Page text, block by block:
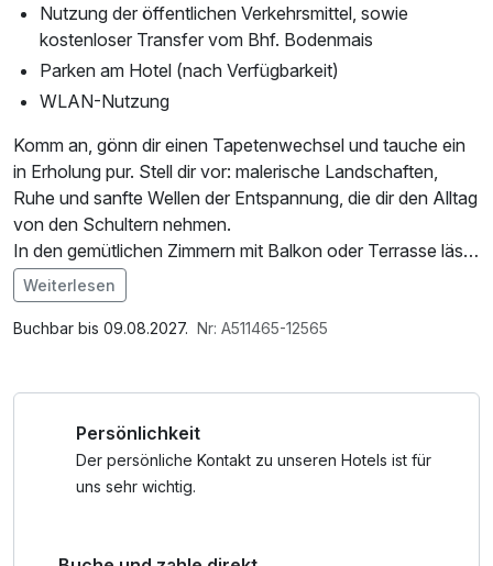
Nutzung der öffentlichen Verkehrsmittel, sowie
kostenloser Transfer vom Bhf. Bodenmais
Parken am Hotel (nach Verfügbarkeit)
WLAN-Nutzung
Komm an, gönn dir einen Tapetenwechsel und tauche ein
in Erholung pur. Stell dir vor: malerische Landschaften,
Ruhe und sanfte Wellen der Entspannung, die dir den Alltag
von den Schultern nehmen.
In den gemütlichen Zimmern mit Balkon oder Terrasse lässt
sich jeder Moment genießen – von Morgentau am Fenster
bis hin zum Abendrot über den Bergen.
Mach dich bereit für eine Auszeit, die neue Kraft schenkt
und dich mit einem Lächeln nach Hause zurückkehren
Weiterlesen
Buchbar bis 09.08.2027. Nr: A511465-12565
Persönlichkeit
Der persönliche Kontakt zu unseren Hotels ist für
uns sehr wichtig.